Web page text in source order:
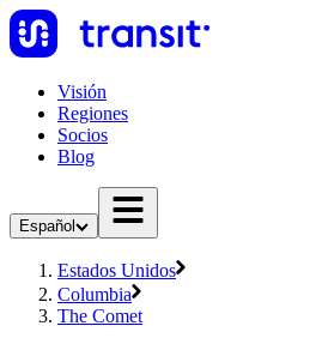
Visión
Regiones
Socios
Blog
Español
Estados Unidos
Columbia
The Comet